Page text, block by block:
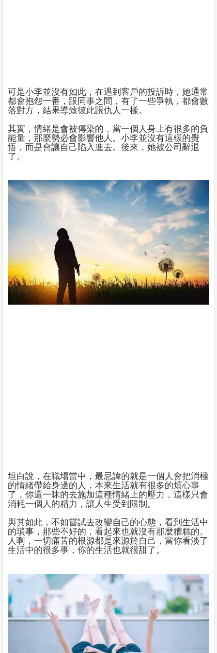
可是小李並沒有如此，在遇到客戶的投訴時，她通常
都會抱怨一番，跟同事之間，有了一些爭執，都會數
落對方，結果導致彼此跟仇人一樣。
其實，情緒是會被傳染的，當一個人身上有很多的負
能量，那麼勢必會影響他人。小李並沒有這樣的覺
悟，而是會讓自己陷入進去。後來，她被公司辭退
了。
坦白說，在職場當中，最忌諱的就是一個人會把消極
的情緒帶給身邊的人，本來生活就有很多的煩心事
了，你還一昧的去施加這種情緒上的壓力，這樣只會
消耗一個人的精力，讓人生受到限制。
與其如此，不如嘗試去改變自己的心態，看到生活中
的瑣事，那些不好的，看起來也就沒有那麼糟糕的。
人啊，一切痛苦的根源都是來源於自己，當你看淡了
生活中的很多事，你的生活也就很甜了。